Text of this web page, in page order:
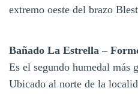
extremo oeste del brazo
Bañado La Estrella –
Es el segundo humedal más
Ubicado al norte de la